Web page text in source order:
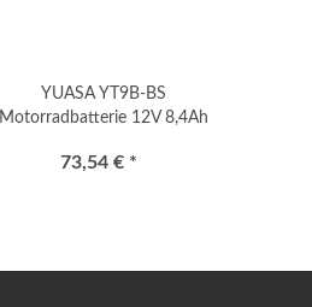
YUASA YT9B-BS
Motorradbatterie 12V 8,4Ah
73,54 € *